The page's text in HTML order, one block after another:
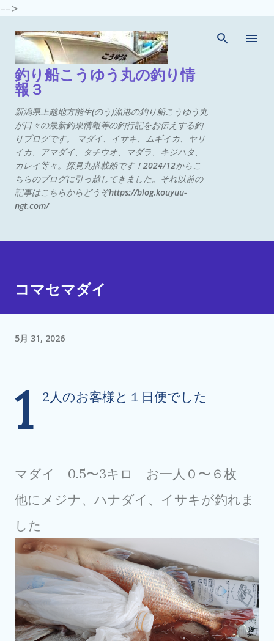
--> スキップしてメイン コンテンツに移動
釣り船こうゆう丸の釣り情
報３
新潟県上越地方能生(のう)漁港の釣り船こうゆう丸
が日々の最新釣果情報等の釣行記をお伝えする釣
りブログです。 マダイ、イサキ、ムギイカ、ヤリ
イカ、アマダイ、タチウオ、マダラ、キジハタ、
カレイ等々。探見丸搭載船です！2024/12からこ
ちらのブログに引っ越してきました。それ以前の
記事はこちらからどうぞhttps://blog.kouyuu-
ngt.com/
コマセマダイ
5月 31, 2026
1 2人のお客様と１日便でした
マダイ 0.5〜3キロ お一人０〜６枚
他にメジナ、ハナダイ、イサキが釣れま
した